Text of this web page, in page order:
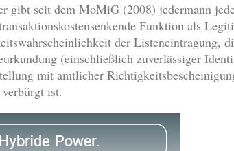
gibt seit dem MoMiG (2008) jedermann
Funktion als
der Listeneintragung,
(einschließlich zuverlässiger
mit amtlicher
ist.